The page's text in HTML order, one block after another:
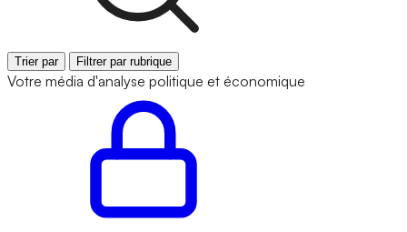
Trier par Filtrer par rubrique
Votre média d'analyse politique et économique